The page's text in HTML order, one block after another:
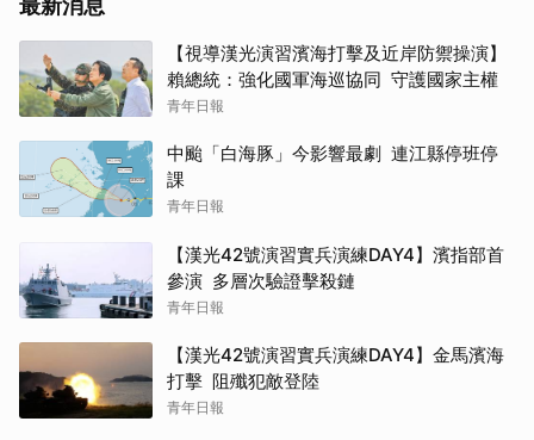
最新消息
【視導漢光演習濱海打擊及近岸防禦操演】
賴總統：強化國軍海巡協同 守護國家主權
青年日報
中颱「白海豚」今影響最劇 連江縣停班停
課
青年日報
【漢光42號演習實兵演練DAY4】濱指部首
參演 多層次驗證擊殺鏈
青年日報
【漢光42號演習實兵演練DAY4】金馬濱海
打擊 阻殲犯敵登陸
青年日報